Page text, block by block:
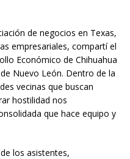
de negocios en Texas,
empresariales, compartí el
Económico de Chihuahua
Nuevo León. Dentro de la
vecinas que buscan
hostilidad nos
que hace equipo y
los asistentes,